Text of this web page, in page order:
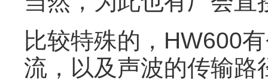
比较特殊的，HW600
流，以及声波的传输路